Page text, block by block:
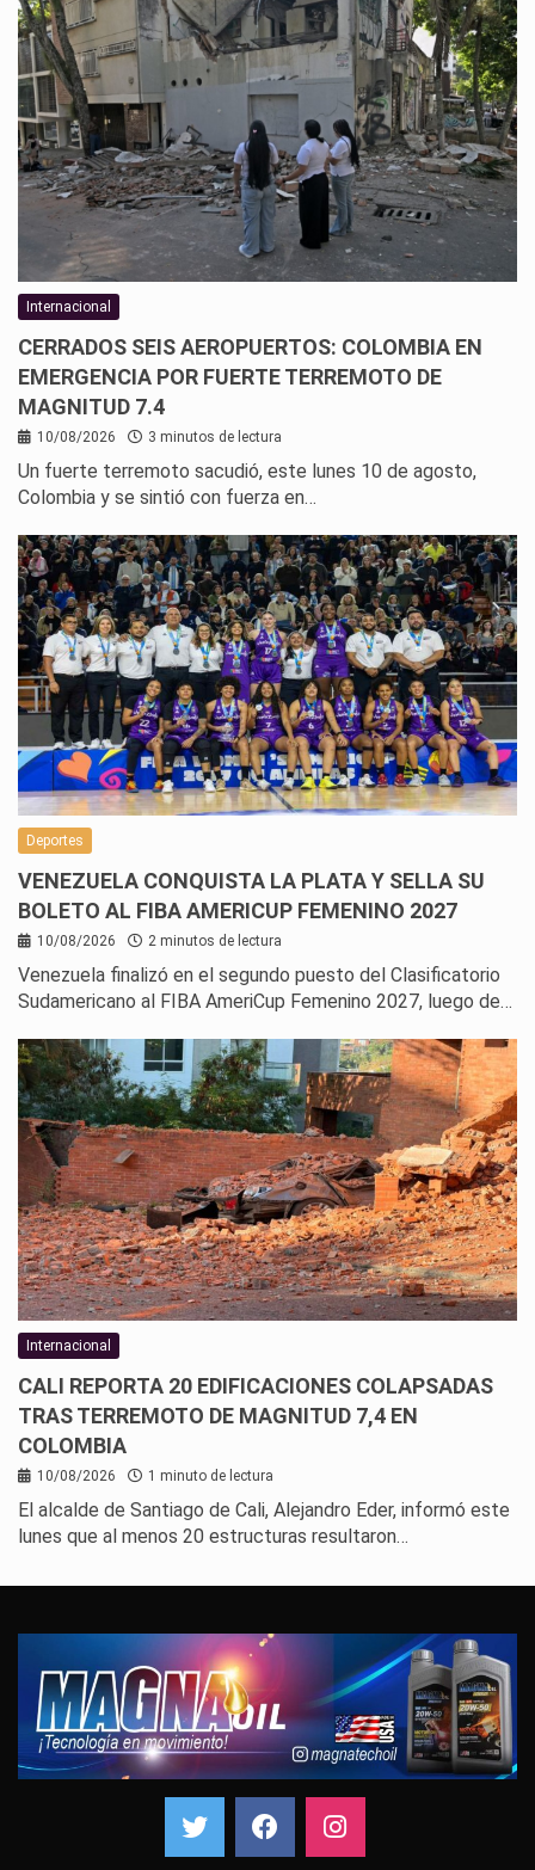
Internacional
CERRADOS SEIS AEROPUERTOS: COLOMBIA EN
EMERGENCIA POR FUERTE TERREMOTO DE
MAGNITUD 7.4
10/08/2026 3 minutos de lectura
Un fuerte terremoto sacudió, este lunes 10 de agosto,
Colombia y se sintió con fuerza en…
Deportes
VENEZUELA CONQUISTA LA PLATA Y SELLA SU
BOLETO AL FIBA AMERICUP FEMENINO 2027
10/08/2026 2 minutos de lectura
Venezuela finalizó en el segundo puesto del Clasificatorio
Sudamericano al FIBA AmeriCup Femenino 2027, luego de…
Internacional
CALI REPORTA 20 EDIFICACIONES COLAPSADAS
TRAS TERREMOTO DE MAGNITUD 7,4 EN
COLOMBIA
10/08/2026 1 minuto de lectura
El alcalde de Santiago de Cali, Alejandro Eder, informó este
lunes que al menos 20 estructuras resultaron…